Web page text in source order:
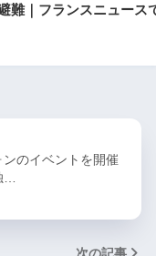
難｜フランスニュース
のイベントを開催
…
次の記事